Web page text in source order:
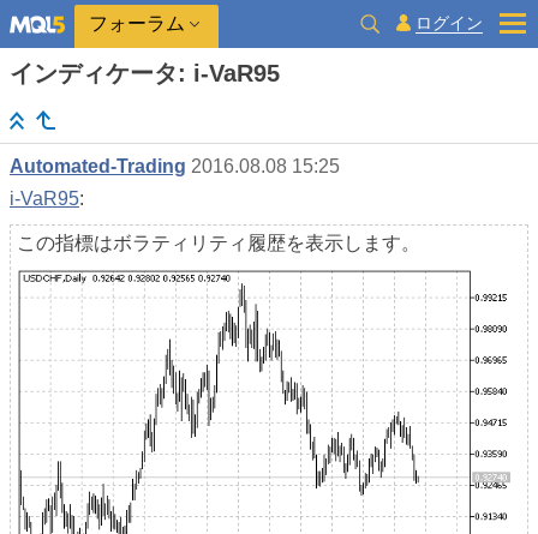
フォーラム ログイン
インディケータ: i-VaR95
Automated-Trading 2016.08.08 15:25
i-VaR95:
この指標はボラティリティ履歴を表示します。